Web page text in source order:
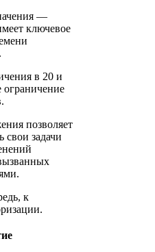
—
ключевое
в 20 и
позволяет
свои задачи
к